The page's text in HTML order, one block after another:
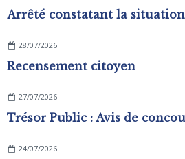
28/07/2026
Recensement citoyen
27/07/2026
24/07/2026